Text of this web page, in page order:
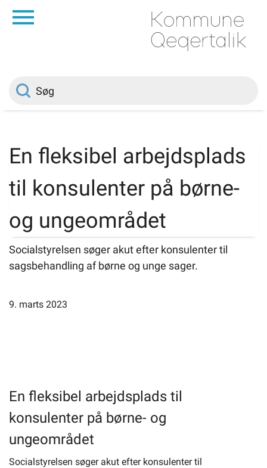
Borger
Job
Selvbetjening
En fleksibel arbejdsplads
til konsulenter på børne-
og ungeområdet
Socialstyrelsen søger akut efter konsulenter til
sagsbehandling af børne og unge sager.
9. marts 2023
En fleksibel arbejdsplads til
konsulenter på børne- og
ungeområdet
Socialstyrelsen søger akut efter konsulenter til